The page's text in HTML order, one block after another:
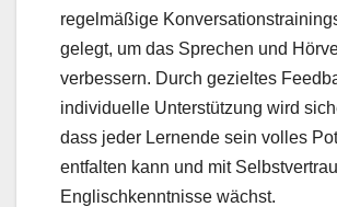
regelmäßige
gelegt, um das Sprechen und
verbessern. Durch gezieltes
individuelle Unterstützung wird
dass jeder Lernende sein volles
entfalten kann und mit
Englischkenntnisse wächst.